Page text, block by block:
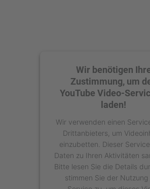
Wir benötigen
Zustimmung, um
YouTube Video-
laden!
Wir verwenden einen
Drittanbieters, um
einzubetten. Dieser
Daten zu Ihren Aktivitäten
Bitte lesen Sie die Details
stimmen Sie der Nutzung